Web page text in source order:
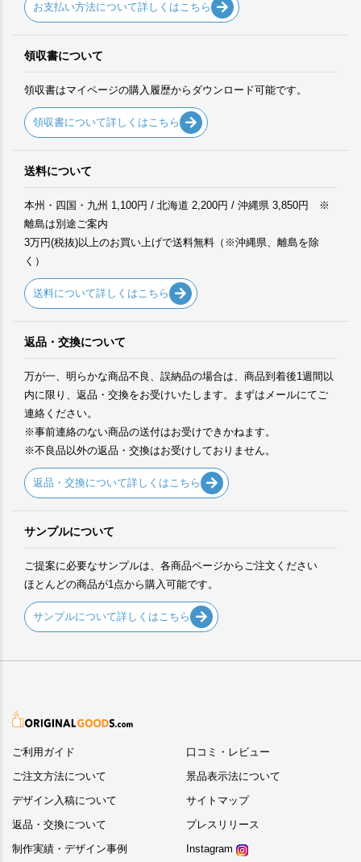
お支払い方法について詳しくはこちら
領収書について
領収書はマイページの購入履歴からダウンロード可能です。
領収書について詳しくはこちら
送料について
本州・四国・九州 1,100円 / 北海道 2,200円 / 沖縄県 3,850円 ※
離島は別途ご案内
3万円(税抜)以上のお買い上げで送料無料（※沖縄県、離島を除
く）
送料について詳しくはこちら
返品・交換について
万が一、明らかな商品不良、誤納品の場合は、商品到着後1週間以
内に限り、返品・交換をお受けいたします。まずはメールにてご
連絡ください。
※事前連絡のない商品の送付はお受けできかねます。
※不良品以外の返品・交換はお受けしておりません。
返品・交換について詳しくはこちら
サンプルについて
ご提案に必要なサンプルは、各商品ページからご注文ください
ほとんどの商品が1点から購入可能です。
サンプルについて詳しくはこちら
ご利用ガイド
ご注文方法について
デザイン入稿について
返品・交換について
制作実績・デザイン事例
口コミ・レビュー
景品表示法について
サイトマップ
プレスリリース
Instagram